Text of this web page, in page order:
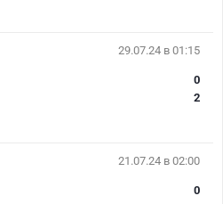
29.07.24 в 01:15
0
2
21.07.24 в 02:00
0